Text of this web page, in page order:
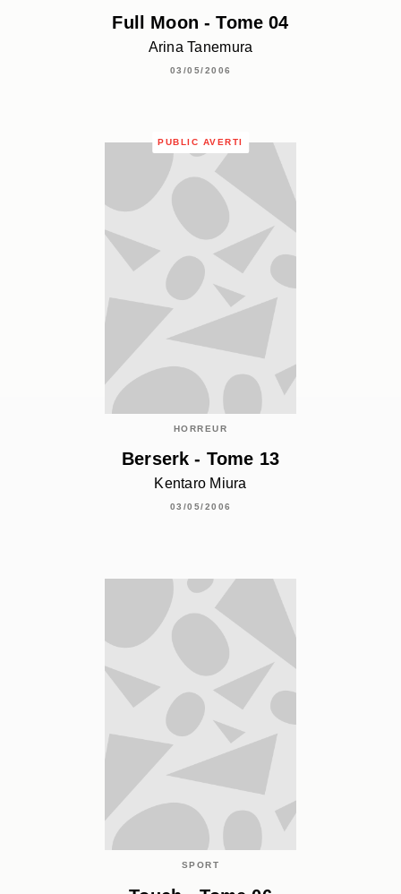
Full Moon - Tome 04
Arina Tanemura
03/05/2006
PUBLIC AVERTI
HORREUR
Berserk - Tome 13
Kentaro Miura
03/05/2006
SPORT